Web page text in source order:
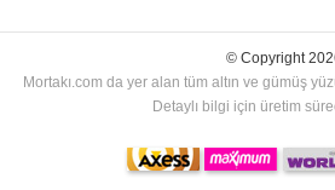
© Copyright
Mortakı.com da yer alan tüm altın ve gümüş
Detaylı bilgi için üretim